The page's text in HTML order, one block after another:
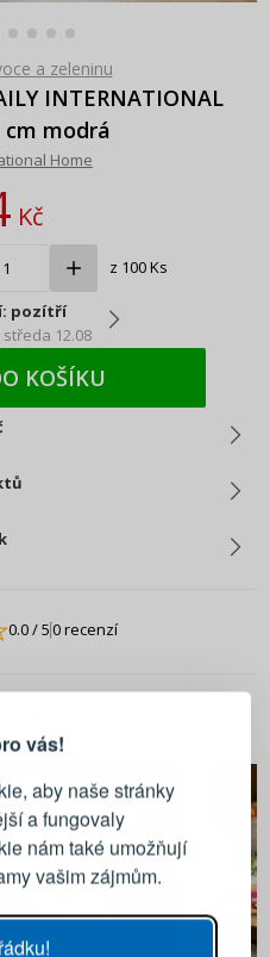
vás!
aby naše stránky
a fungovaly
nám také umožňují
vašim zájmům.
a zeleninu
INTERNATIONAL
cm modrá
Home
Kč
z 100 Ks
pozítří
12.08
KOŠÍKU
0.0/ 50 recenzí
svému účtu